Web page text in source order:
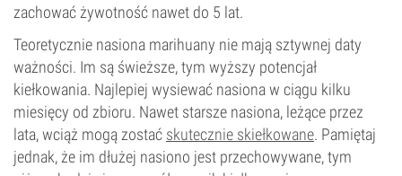
zachować żywotność nawet do 5 lat.
Teoretycznie nasiona marihuany nie mają sztywnej daty
ważności. Im są świeższe, tym wyższy potencjał
kiełkowania. Najlepiej wysiewać nasiona w ciągu kilku
miesięcy od zbioru. Nawet starsze nasiona, leżące przez
lata, wciąż mogą zostać skutecznie skiełkowane. Pamiętaj
jednak, że im dłużej nasiono jest przechowywane, tym